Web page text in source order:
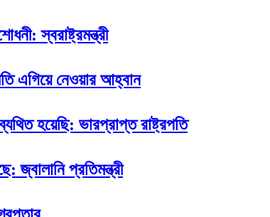
স্বরাষ্ট্রমন্ত্রী
এগিয়ে নেওয়ার আহ্বান
হয়েছি: ভারপ্রাপ্ত রাষ্ট্রপতি
জ্বালানি প্রতিমন্ত্রী